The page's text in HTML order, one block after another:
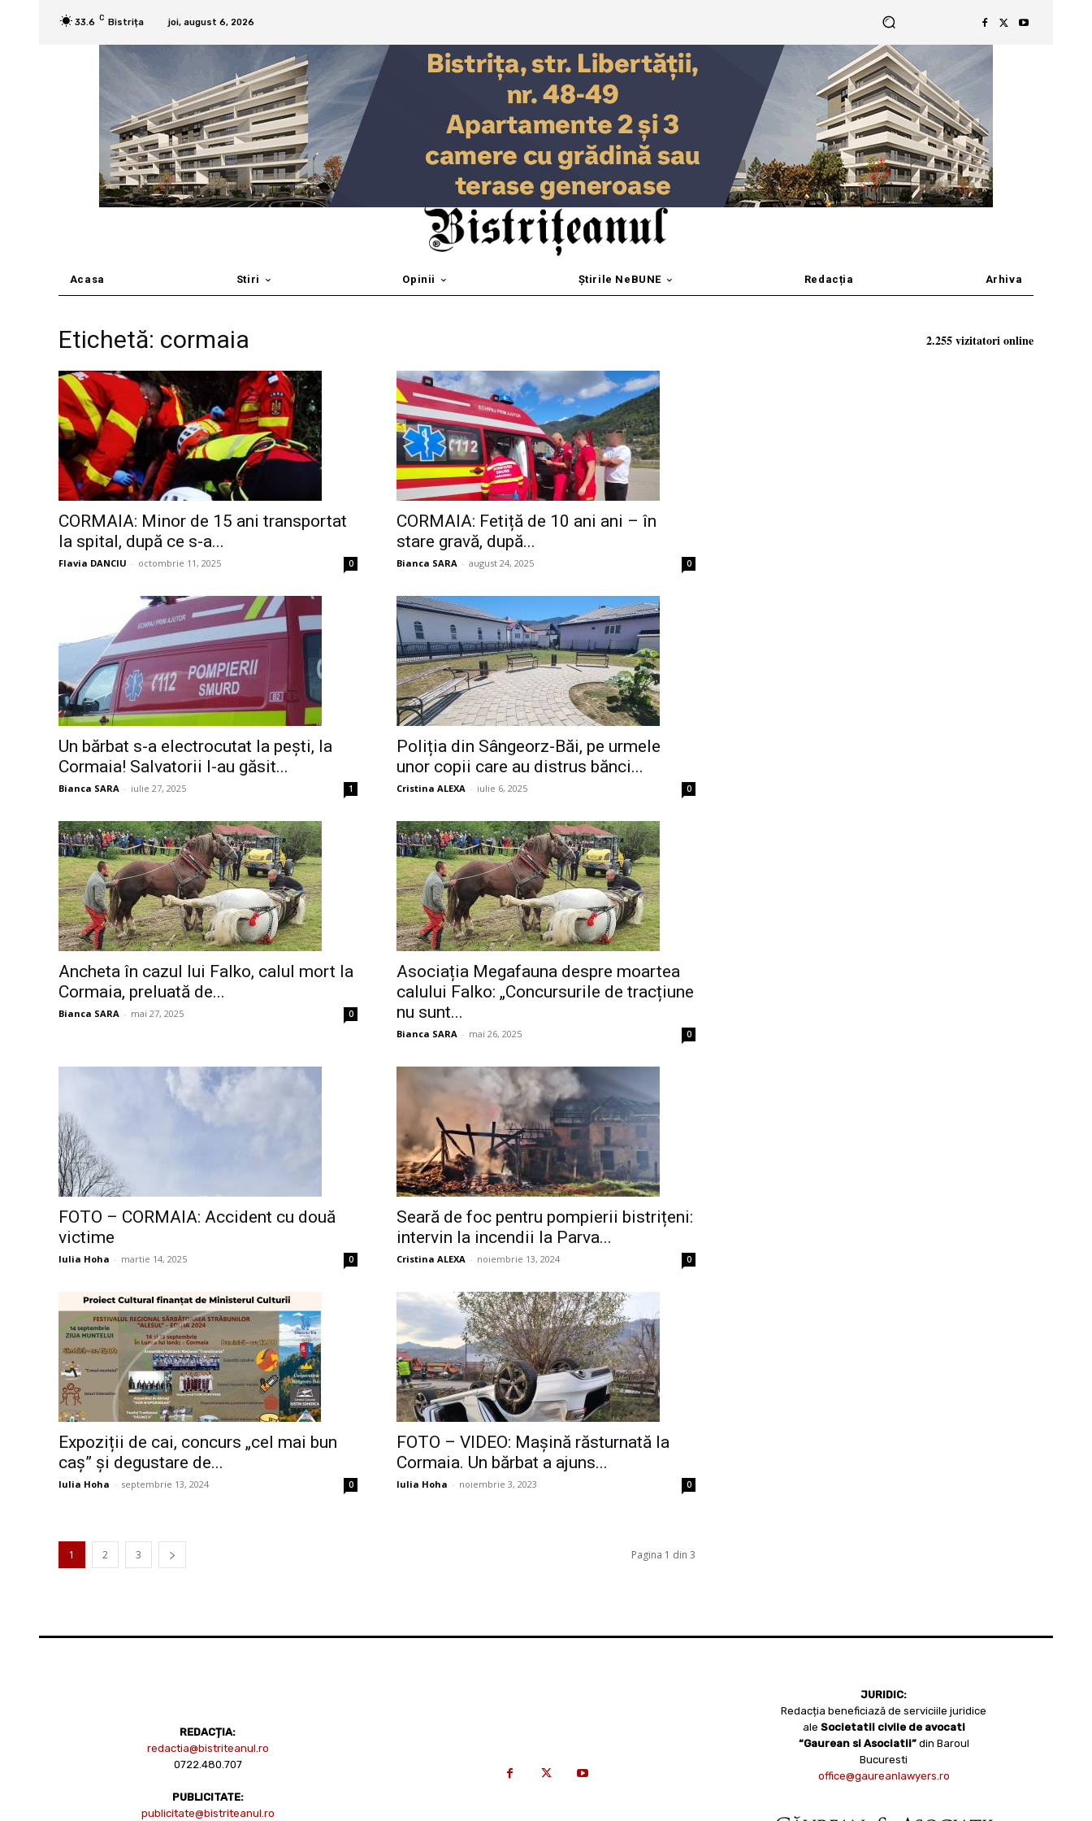
33.6 C Bistrița joi, august 6, 2026
Acasa Stiri Opinii Știrile NeBUNE Redacția Arhiva
Etichetă: cormaia
CORMAIA: Minor de 15 ani transportat
la spital, după ce s-a...
Flavia DANCIU - octombrie 11, 2025 0
CORMAIA: Fetiță de 10 ani ani – în
stare gravă, după...
Bianca SARA - august 24, 2025 0
Un bărbat s-a electrocutat la pești, la
Cormaia! Salvatorii l-au găsit...
Bianca SARA - iulie 27, 2025 1
Poliția din Sângeorz-Băi, pe urmele
unor copii care au distrus bănci...
Cristina ALEXA - iulie 6, 2025 0
Ancheta în cazul lui Falko, calul mort la
Cormaia, preluată de...
Bianca SARA - mai 27, 2025 0
Asociația Megafauna despre moartea
calului Falko: „Concursurile de tracțiune
nu sunt...
Bianca SARA - mai 26, 2025 0
FOTO – CORMAIA: Accident cu două
victime
Iulia Hoha - martie 14, 2025 0
Seară de foc pentru pompierii bistrițeni:
intervin la incendii la Parva...
Cristina ALEXA - noiembrie 13, 2024 0
Expoziții de cai, concurs „cel mai bun
caș” și degustare de...
Iulia Hoha - septembrie 13, 2024 0
FOTO – VIDEO: Mașină răsturnată la
Cormaia. Un bărbat a ajuns...
Iulia Hoha - noiembrie 3, 2023 0
1 2 3 Pagina 1 din 3
2.255 vizitatori online
REDACȚIA:
redactia@bistriteanul.ro
0722.480.707
PUBLICITATE:
publicitate@bistriteanul.ro
JURIDIC:
Redacția beneficiază de serviciile juridice
ale Societatii civile de avocati
“Gaurean si Asociatii” din Baroul
Bucuresti
office@gaureanlawyers.ro